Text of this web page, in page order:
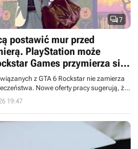
7
postawić mur przed
PlayStation może
Games przymierza się
z GTA 6 Rockstar nie zamierza
Nowe oferty pracy sugerują, że
swoich systemów.
19:47